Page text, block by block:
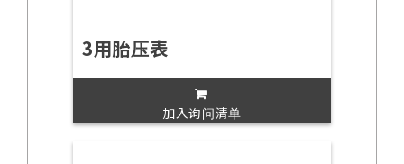
3用胎压表
加入询问清单